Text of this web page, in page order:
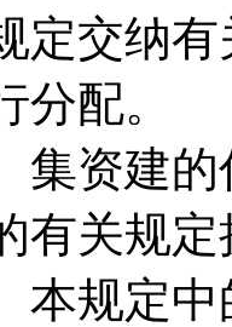
定交纳
分配。
建的住
有关规定
定中的